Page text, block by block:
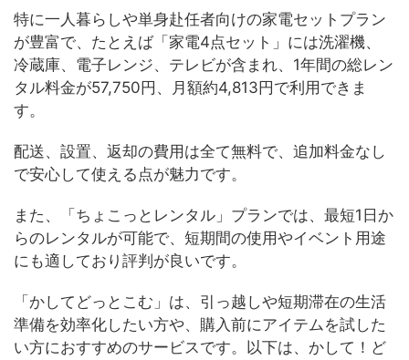
特に一人暮らしや単身赴任者向けの家電セットプラン
が豊富で、たとえば「家電4点セット」には洗濯機、
冷蔵庫、電子レンジ、テレビが含まれ、1年間の総レン
タル料金が57,750円、月額約4,813円で利用できま
す。
配送、設置、返却の費用は全て無料で、追加料金なし
で安心して使える点が魅力です。
また、「ちょこっとレンタル」プランでは、最短1日か
らのレンタルが可能で、短期間の使用やイベント用途
にも適しており評判が良いです。
「かしてどっとこむ」は、引っ越しや短期滞在の生活
準備を効率化したい方や、購入前にアイテムを試した
い方におすすめのサービスです。以下は、かして！ど